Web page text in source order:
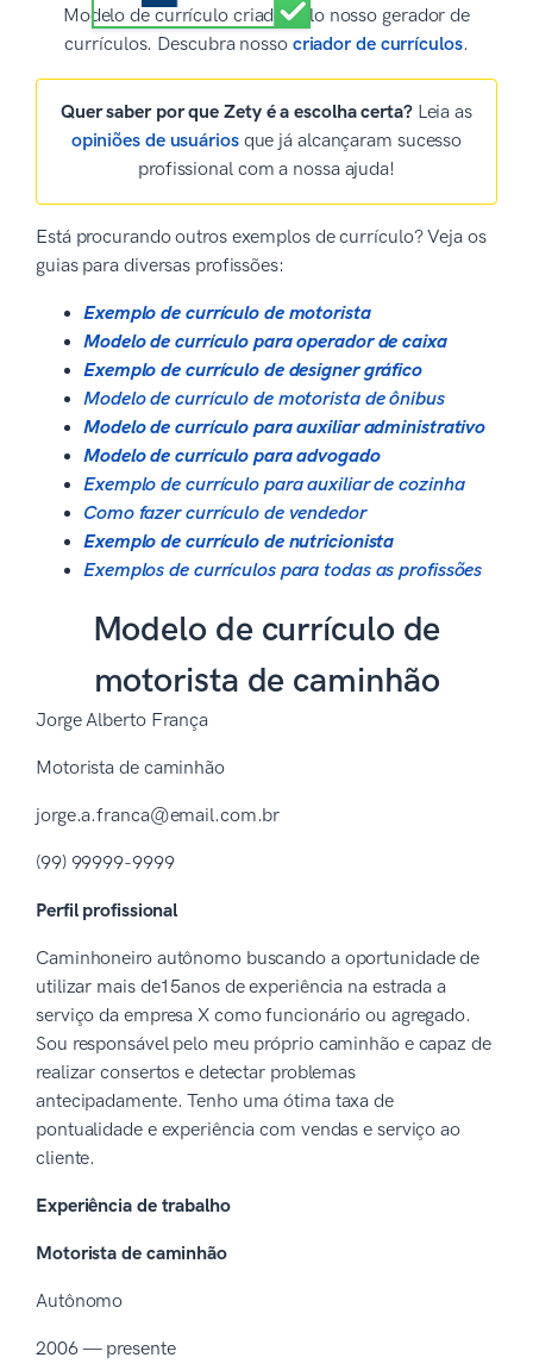
Modelo de currículo criado pelo nosso gerador de
currículos. Descubra nosso criador de currículos.
Quer saber por que Zety é a escolha certa?Leia as
opiniões de usuáriosque já alcançaram sucesso
profissional com a nossa ajuda!
Está procurando outros exemplos de currículo? Veja os
guias para diversas profissões:
Exemplo de currículo de motorista
Modelo de currículo para operador de caixa
Exemplo de currículo de designer gráfico
Modelo de currículo de motorista de ônibus
Modelo de currículo para auxiliar administrativo
Modelo de currículo para advogado
Exemplo de currículo para auxiliar de cozinha
Como fazer currículo de vendedor
Exemplo de currículo de nutricionista
Exemplos de currículos para todas as profissões
Modelo de currículo de
motorista de caminhão
Jorge Alberto França
Motorista de caminhão
jorge.a.franca@email.com.br
(99) 99999-9999
Perfil profissional
Caminhoneiro autônomo buscando a oportunidade de
utilizar mais de15anos de experiência na estrada a
serviço da empresa X como funcionário ou agregado.
Sou responsável pelo meu próprio caminhão e capaz de
realizar consertos e detectar problemas
antecipadamente. Tenho uma ótima taxa de
pontualidade e experiência com vendas e serviço ao
cliente.
Experiência de trabalho
Motorista de caminhão
Autônomo
2006 — presente